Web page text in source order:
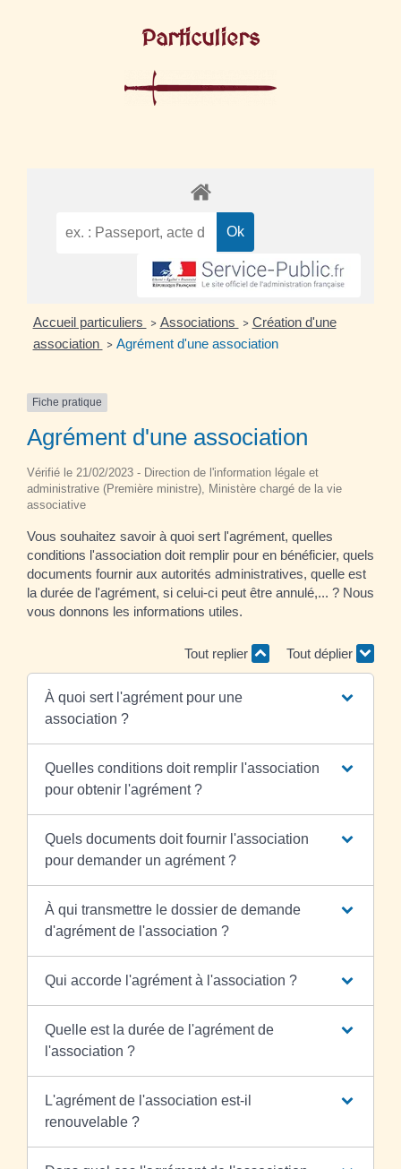
Particuliers
Accueil particuliers > Associations > Création d'une
association > Agrément d'une association
Fiche pratique
Agrément d'une association
Vérifié le 21/02/2023 - Direction de l'information légale et
administrative (Première ministre), Ministère chargé de la vie
associative
Vous souhaitez savoir à quoi sert l'agrément, quelles
conditions l'association doit remplir pour en bénéficier, quels
documents fournir aux autorités administratives, quelle est
la durée de l'agrément, si celui-ci peut être annulé,... ? Nous
vous donnons les informations utiles.
Tout replier Tout déplier
À quoi sert l'agrément pour une
association ?
Quelles conditions doit remplir l'association
pour obtenir l'agrément ?
Quels documents doit fournir l'association
pour demander un agrément ?
À qui transmettre le dossier de demande
d'agrément de l'association ?
Qui accorde l'agrément à l'association ?
Quelle est la durée de l'agrément de
l'association ?
L'agrément de l'association est-il
renouvelable ?